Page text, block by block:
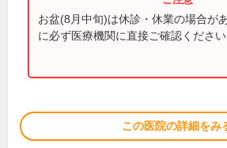
お盆(8月中旬)は休診・休業の場合が
に必ず医療機関に直接ご確認ください
この医院の詳細をみ